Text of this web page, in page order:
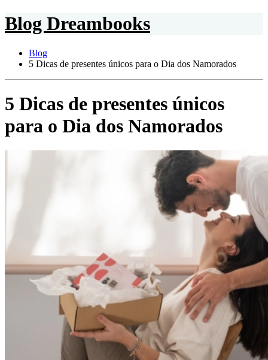
Blog Dreambooks
Blog
5 Dicas de presentes únicos para o Dia dos Namorados
5 Dicas de presentes únicos
para o Dia dos Namorados